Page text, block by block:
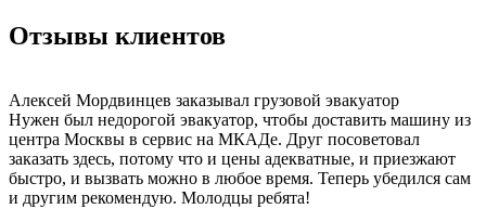
Отзывы клиентов
Алексей Мордвинцев заказывал грузовой эвакуатор
Нужен был недорогой эвакуатор, чтобы доставить машину из
центра Москвы в сервис на МКАДе. Друг посоветовал
заказать здесь, потому что и цены адекватные, и приезжают
быстро, и вызвать можно в любое время. Теперь убедился сам
и другим рекомендую. Молодцы ребята!